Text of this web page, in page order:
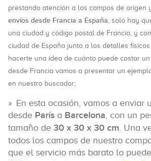
prestando atención a los campos de origen
envíos desde Francia a España, solo hay
una ciudad y código postal de Francia, y
ciudad de España junto a los detalles
hacerte una idea de cuánto puede costar
desde Francia vamos a presentar un
en nuestro buscador;
En esta ocasión, vamos a enviar
desde París a Barcelona, con un
tamaño de 30 x 30 x 30 cm. Una
todos los campos de nuestro
que el servicio más barato lo